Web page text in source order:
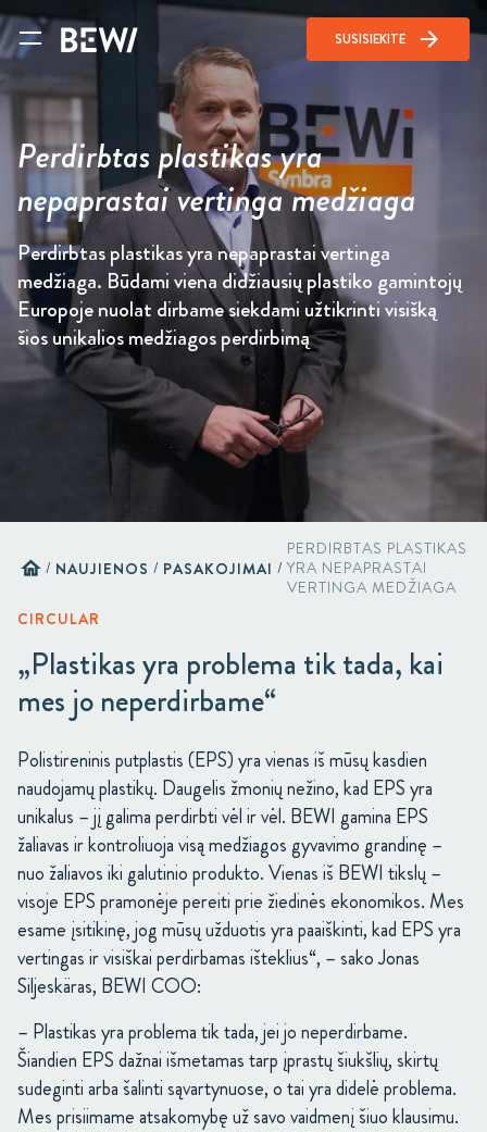
SUSISIEKITE arrow_forward
Perdirbtas plastikas yra
nepaprastai vertinga medžiaga
Perdirbtas plastikas yra nepaprastai vertinga
medžiaga. Būdami viena didžiausių plastiko gamintojų
Europoje nuolat dirbame siekdami užtikrinti visišką
šios unikalios medžiagos perdirbimą
home / NAUJIENOS / PASAKOJIMAI /
PERDIRBTAS PLASTIKAS
YRA NEPAPRASTAI
VERTINGA MEDŽIAGA
CIRCULAR
„Plastikas yra problema tik tada, kai
mes jo neperdirbame“
Polistireninis putplastis (EPS) yra vienas iš mūsų kasdien
naudojamų plastikų. Daugelis žmonių nežino, kad EPS yra
unikalus – jį galima perdirbti vėl ir vėl. BEWI gamina EPS
žaliavas ir kontroliuoja visą medžiagos gyvavimo grandinę –
nuo ​​žaliavos iki galutinio produkto. Vienas iš BEWI tikslų –
visoje EPS pramonėje pereiti prie žiedinės ekonomikos. Mes
esame įsitikinę, jog mūsų užduotis yra paaiškinti, kad EPS yra
vertingas ir visiškai perdirbamas išteklius“, – sako Jonas
Siljeskäras, BEWI COO:
– Plastikas yra problema tik tada, jei jo neperdirbame.
Šiandien EPS dažnai išmetamas tarp įprastų šiukšlių, skirtų
sudeginti arba šalinti sąvartynuose, o tai yra didelė problema.
Mes prisiimame atsakomybę už savo vaidmenį šiuo klausimu.